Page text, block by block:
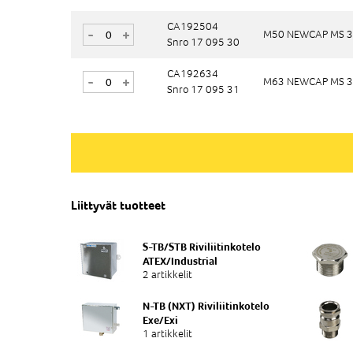
+
-
CA192504
Snro 17 095 30
M50 NEWCAP MS
+
-
CA192634
Snro 17 095 31
M63 NEWCAP MS
+
-
CA192504
Snro 17 095 30
M50 NEWCAP MS
+
-
CA192634
Snro 17 095 31
M63 NEWCAP MS
Liittyvät tuotteet
S-TB/STB Riviliitinkotelo
ATEX/Industrial
2 artikkelit
N-TB (NXT) Riviliitinkotelo
Exe/Exi
1 artikkelit